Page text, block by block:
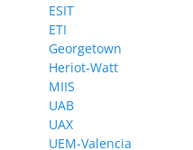
ESIT
ETI
Georgetown
Heriot-Watt
MIIS
UAB
UAX
UEM-Valencia